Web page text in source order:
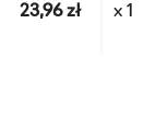
23,96 zł x 1